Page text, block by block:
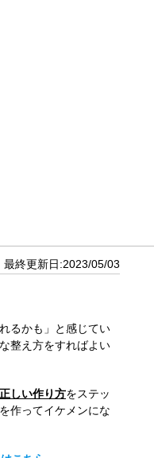
終更新日:2023/05/03
るかも」と感じてい
整え方をすればよい
しい作り方をステッ
作ってイケメンにな